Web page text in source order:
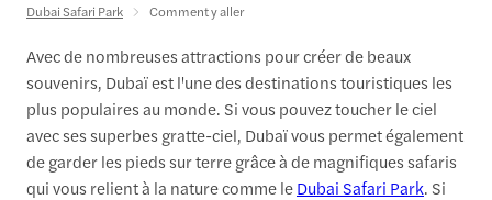
Dubai Safari Park Comment y aller
Avec de nombreuses attractions pour créer de beaux
souvenirs, Dubaï est l'une des destinations touristiques les
plus populaires au monde. Si vous pouvez toucher le ciel
avec ses superbes gratte-ciel, Dubaï vous permet également
de garder les pieds sur terre grâce à de magnifiques safaris
qui vous relient à la nature comme leDubai Safari Park. Si